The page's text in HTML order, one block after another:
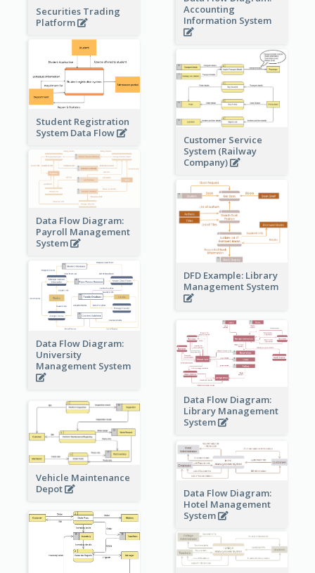
Accounting
Information System
Securities Trading
Platform
Student Registration
System Data Flow
Customer Service
System (Railway
Company)
Data Flow Diagram:
Payroll Management
System
DFD Example: Library
Management System
Data Flow Diagram:
University
Management System
Data Flow Diagram:
Library Management
System
Vehicle Maintenance
Depot
Data Flow Diagram:
Hotel Management
System